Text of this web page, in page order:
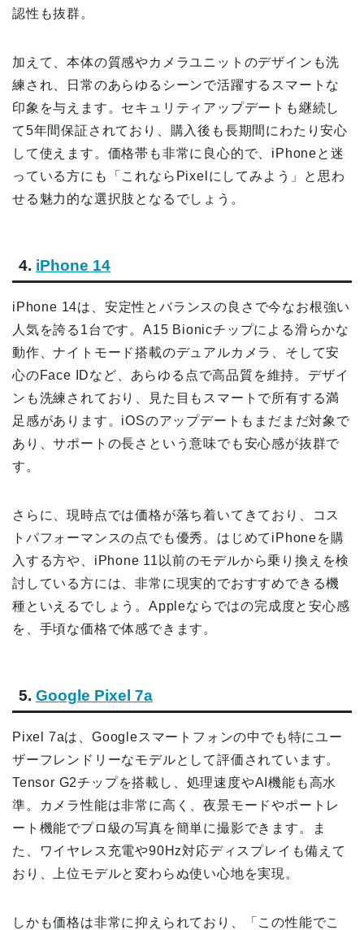
認性も抜群。
加えて、本体の質感やカメラユニットのデザインも洗
練され、日常のあらゆるシーンで活躍するスマートな
印象を与えます。セキュリティアップデートも継続し
て5年間保証されており、購入後も長期間にわたり安心
して使えます。価格帯も非常に良心的で、iPhoneと迷
っている方にも「これならPixelにしてみよう」と思わ
せる魅力的な選択肢となるでしょう。
4. iPhone 14
iPhone 14は、安定性とバランスの良さで今なお根強い
人気を誇る1台です。A15 Bionicチップによる滑らかな
動作、ナイトモード搭載のデュアルカメラ、そして安
心のFace IDなど、あらゆる点で高品質を維持。デザイ
ンも洗練されており、見た目もスマートで所有する満
足感があります。iOSのアップデートもまだまだ対象で
あり、サポートの長さという意味でも安心感が抜群で
す。
さらに、現時点では価格が落ち着いてきており、コス
トパフォーマンスの点でも優秀。はじめてiPhoneを購
入する方や、iPhone 11以前のモデルから乗り換えを検
討している方には、非常に現実的でおすすめできる機
種といえるでしょう。Appleならではの完成度と安心感
を、手頃な価格で体感できます。
5. Google Pixel 7a
Pixel 7aは、Googleスマートフォンの中でも特にユー
ザーフレンドリーなモデルとして評価されています。
Tensor G2チップを搭載し、処理速度やAI機能も高水
準。カメラ性能は非常に高く、夜景モードやポートレ
ート機能でプロ級の写真を簡単に撮影できます。ま
た、ワイヤレス充電や90Hz対応ディスプレイも備えて
おり、上位モデルと変わらぬ使い心地を実現。
しかも価格は非常に抑えられており、「この性能でこ